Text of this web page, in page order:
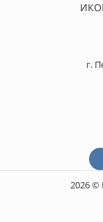
г.
2026 ©